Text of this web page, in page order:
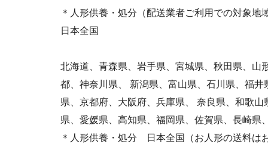
・第1回人形供養祭(平成19年11月20日)
＊人形供養・処分（配送業者ご利用での対象地
日本全国
北海道、青森県、岩手県、宮城県、秋田県、山
都、神奈川県、 新潟県、富山県、石川県、福
県、京都府、大阪府、兵庫県、 奈良県、和歌
県、愛媛県、高知県、福岡県、佐賀県、長崎県
＊人形供養・処分 日本全国（お人形の送料は